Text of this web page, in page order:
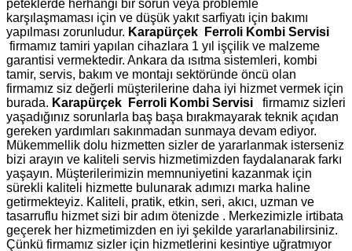
peteklerde herhangi bir sorun veya problemle
karşılaşmaması için ve düşük yakıt sarfiyatı için bakımı
yapılması zorunludur. Karapürçek Ferroli Kombi Servisi
firmamız tamiri yapılan cihazlara 1 yıl işçilik ve malzeme
garantisi vermektedir. Ankara da ısıtma sistemleri, kombi
tamir, servis, bakım ve montajı sektöründe öncü olan
firmamız siz değerli müşterilerine daha iyi hizmet vermek için
burada. Karapürçek Ferroli Kombi Servisi firmamız sizleri
yaşadığınız sorunlarla baş başa bırakmayarak teknik açıdan
gereken yardımları sakınmadan sunmaya devam ediyor.
Mükemmellik dolu hizmetten sizler de yararlanmak isterseniz
bizi arayın ve kaliteli servis hizmetimizden faydalanarak farkı
yaşayın. Müşterilerimizin memnuniyetini kazanmak için
sürekli kaliteli hizmette bulunarak adımızı marka haline
getirmekteyiz. Kaliteli, pratik, etkin, seri, akıcı, uzman ve
tasarruflu hizmet sizi bir adım ötenizde . Merkezimizle irtibata
geçerek her hizmetimizden en iyi şekilde yararlanabilirsiniz.
Çünkü firmamız sizler için hizmetlerini kesintiye uğratmıyor